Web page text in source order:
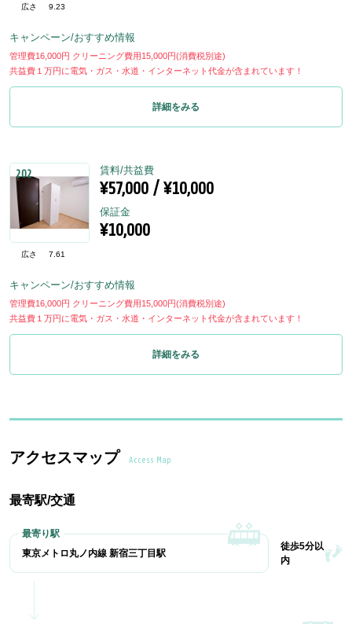
広さ 9.23
キャンペーン/おすすめ情報
管理費16,000円 クリーニング費用15,000円(消費税別途)
共益費１万円に電気・ガス・水道・インターネット代金が含まれています！
詳細をみる
202
広さ 7.61
賃料/共益費
¥57,000 / ¥10,000
保証金
¥10,000
キャンペーン/おすすめ情報
管理費16,000円 クリーニング費用15,000円(消費税別途)
共益費１万円に電気・ガス・水道・インターネット代金が含まれています！
詳細をみる
アクセスマップ Access Map
最寄駅/交通
東京メトロ丸ノ内線 新宿三丁目駅
徒歩5分以
内